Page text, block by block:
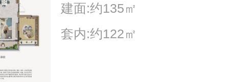
建面:约135㎡
套内:约122㎡